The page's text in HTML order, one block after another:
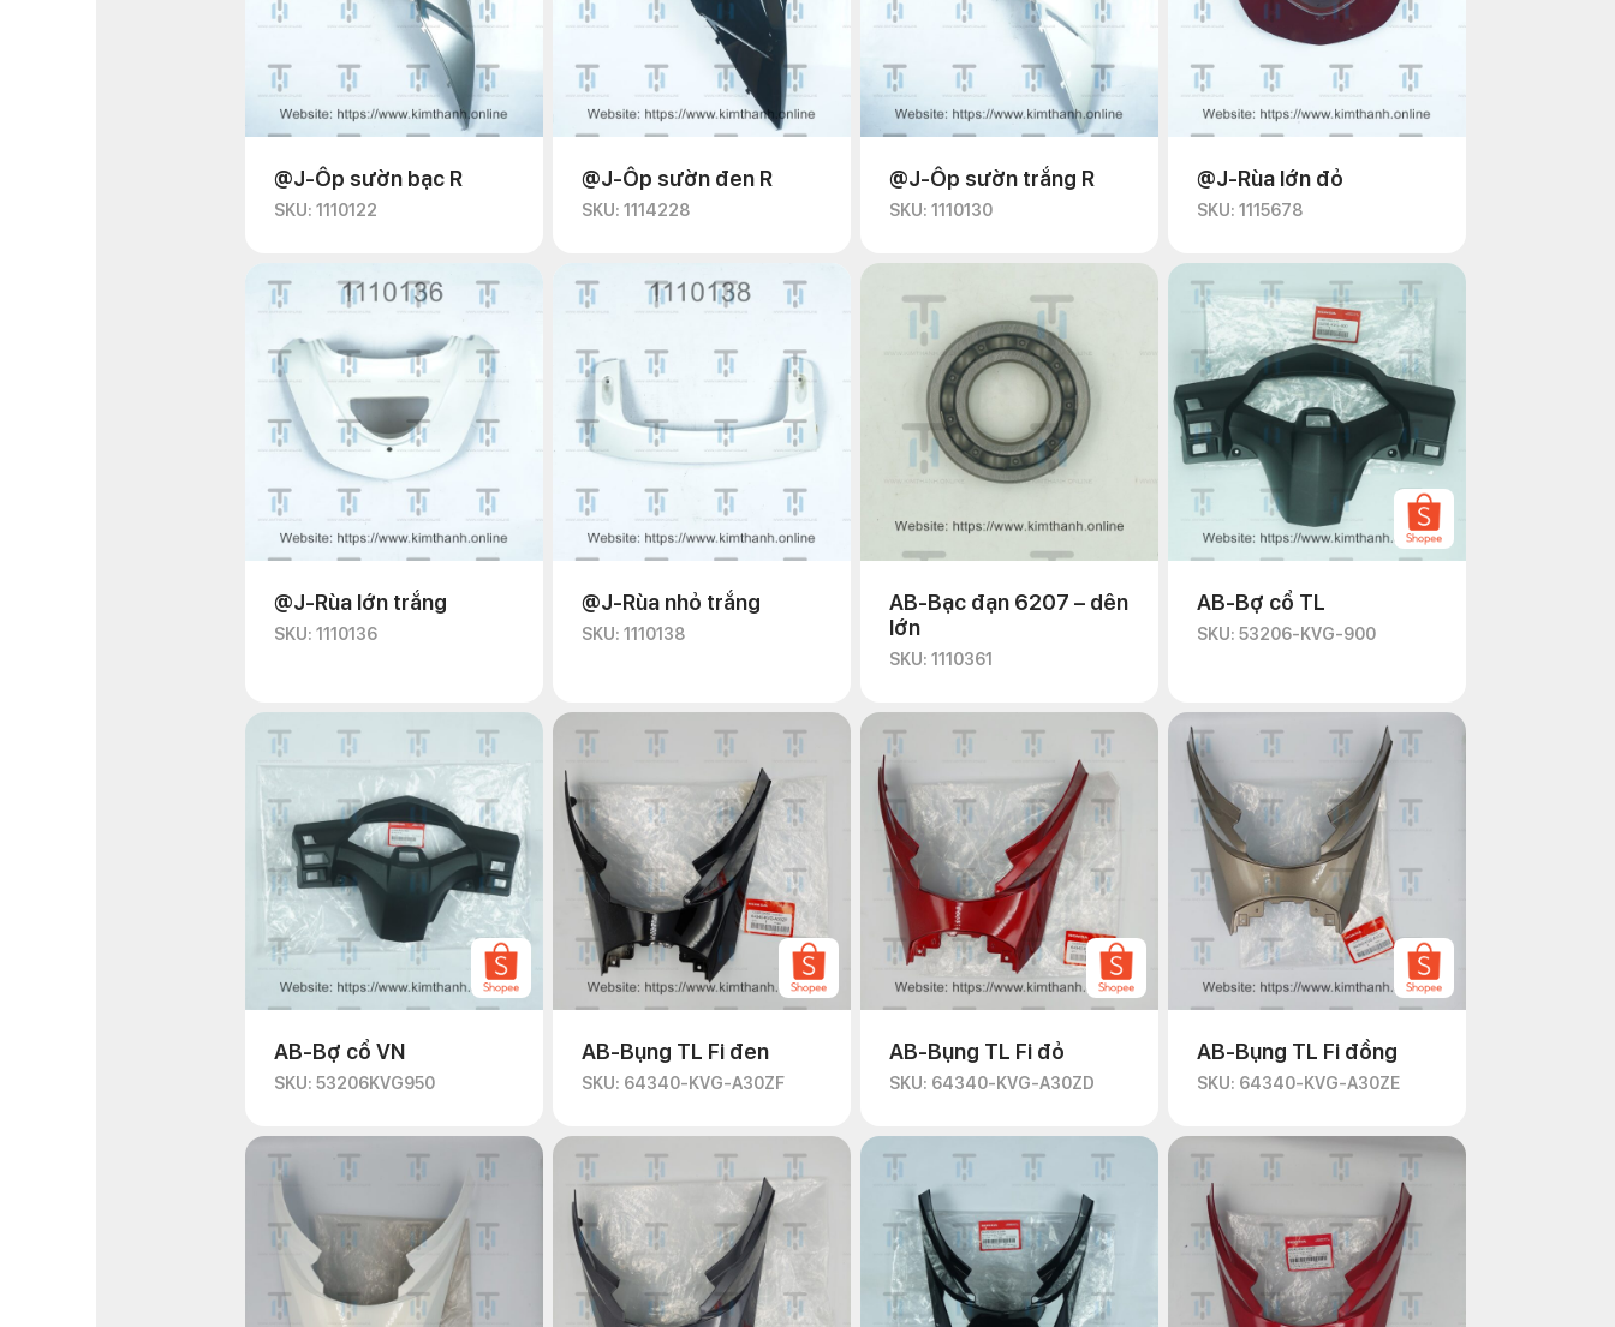
@J-Ốp sườn bạc R
SKU: 1110122
@J-Ốp sườn đen R
SKU: 1114228
@J-Ốp sườn trắng R
SKU: 1110130
@J-Rùa lớn đỏ
SKU: 1115678
@J-Rùa lớn trắng
SKU: 1110136
@J-Rùa nhỏ trắng
SKU: 1110138
AB-Bạc đạn 6207 – dên
lớn
SKU: 1110361
AB-Bợ cổ TL
SKU: 53206-KVG-900
AB-Bợ cổ VN
SKU: 53206KVG950
AB-Bụng TL Fi đen
SKU: 64340-KVG-A30ZF
AB-Bụng TL Fi đỏ
SKU: 64340-KVG-A30ZD
AB-Bụng TL Fi đồng
SKU: 64340-KVG-A30ZE